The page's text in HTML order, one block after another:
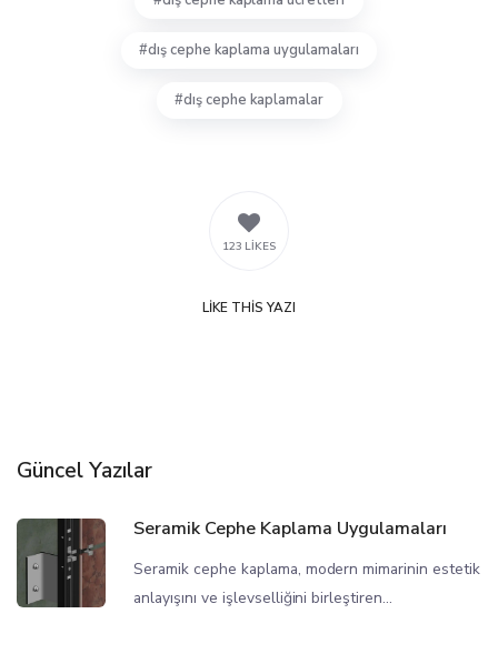
dış cephe kaplama uygulamaları
dış cephe kaplamalar
123 LIKES
LIKE THIS YAZI
Güncel Yazılar
Seramik Cephe Kaplama Uygulamaları
Seramik cephe kaplama, modern mimarinin estetik
anlayışını ve işlevselliğini birleştiren...